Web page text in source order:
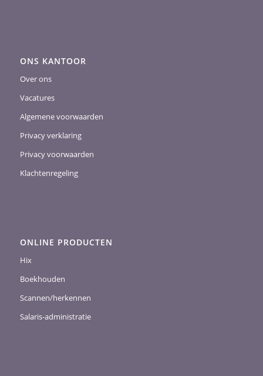
ONS KANTOOR
Over ons
Vacatures
Algemene voorwaarden
Privacy verklaring
Privacy voorwaarden
Klachtenregeling
ONLINE PRODUCTEN
Hix
Boekhouden
Scannen/herkennen
Salaris-administratie